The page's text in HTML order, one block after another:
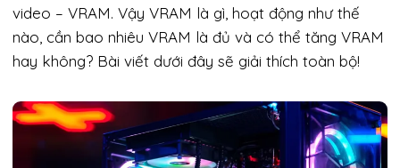
video – VRAM. Vậy VRAM là gì, hoạt động như thế
nào, cần bao nhiêu VRAM là đủ và có thể tăng VRAM
hay không? Bài viết dưới đây sẽ giải thích toàn bộ!